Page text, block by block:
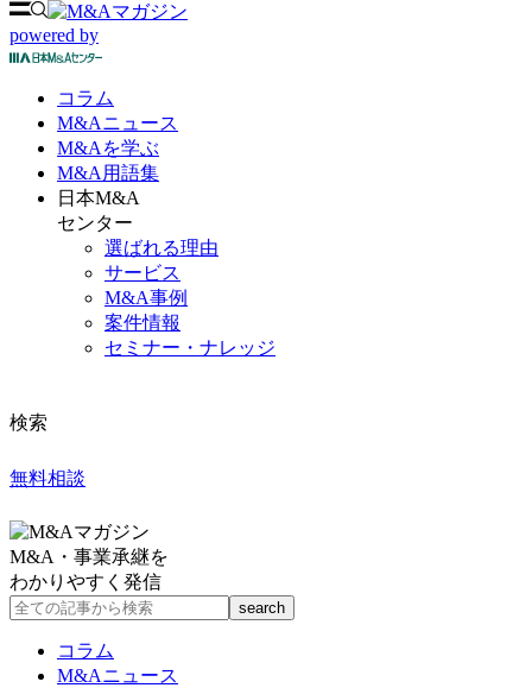
powered by
コラム
M&Aニュース
M&Aを学ぶ
M&A 用語集
日本M&A
センター
選ばれる理由
サービス
M&A事例
案件情報
セミナー・ナレッジ
検索
無料相談
M&A・事業承継を
わかりやすく発信
コラム
M&Aニュース